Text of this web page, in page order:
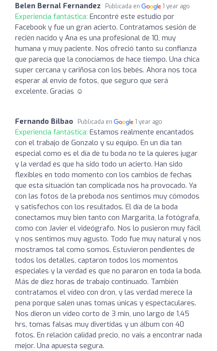
Belen Bernal Fernandez Publicada en 1 year ago
Experiencia fantástica: Encontré este estudio por
Facebook y fue un gran acierto. Contratamos sesión de
recién nacido y Ana es una profesional de 10, muy
humana y muy paciente. Nos ofreció tanto su confianza
que parecía que la conocíamos de hace tiempo. Una chica
super cercana y cariñosa con los bebés. Ahora nos toca
esperar al envío de fotos, que seguro que será
excelente. Gracias ☺️
Fernando Bilbao Publicada en 1 year ago
Experiencia fantástica: Estamos realmente encantados
con el trabajo de Gonzalo y su equipo. En un día tan
especial como es el día de tu boda no te la quieres jugar
y la verdad es que ha sido todo un acierto. Han sido
flexibles en todo momento con los cambios de fechas
que esta situación tan complicada nos ha provocado. Ya
con las fotos de la preboda nos sentimos muy cómodos
y satisfechos con los resultados. El día de la boda
conectamos muy bien tanto con Margarita, la fotógrafa,
como con Javier el videógrafo. Nos lo pusieron muy fácil
y nos sentimos muy agusto. Todo fue muy natural y nos
mostramos tal como somos. Estuvieron pendientes de
todos los detalles, captaron todos los momentos
especiales y la verdad es que no pararon en toda la boda.
Más de diez horas de trabajo continuado. También
contratamos el vídeo con dron, y las verdad merece la
pena porque salen unas tomas únicas y espectaculares.
Nos dieron un vídeo corto de 3 min, uno largo de 1,45
hrs, tomas falsas muy divertidas y un álbum con 40
fotos. En relación calidad precio, no vais a encontrar nada
mejor. Una apuesta segura.